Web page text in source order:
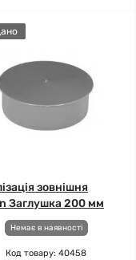
зовнішня
Заглушка 200 мм
Немає в наявності
Код товару: 40458